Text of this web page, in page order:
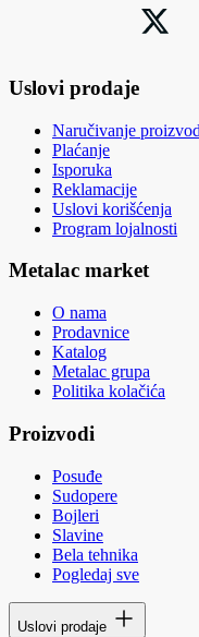
Uslovi prodaje
Naručivanje
Plaćanje
Isporuka
Reklamacije
Uslovi korišćenja
Program lojalnosti
Metalac market
O nama
Prodavnice
Katalog
Metalac grupa
Politika kolačića
Proizvodi
Posuđe
Sudopere
Bojleri
Slavine
Bela tehnika
Pogledaj sve
Uslovi prodaje